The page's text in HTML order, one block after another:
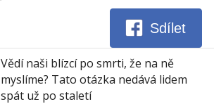
Sdílet
Vědí naši blízcí po smrti, že na ně
myslíme? Tato otázka nedává lidem
spát už po staletí